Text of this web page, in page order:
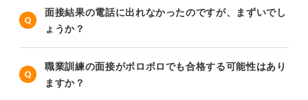
面接結果の電話に出れなかったのですが、まずいでし
ょうか？
職業訓練の面接がボロボロでも合格する可能性はあり
ますか？